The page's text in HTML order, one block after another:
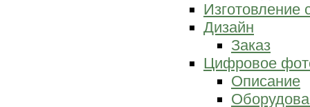
Изготовление
Дизайн
Заказ
Цифровое
Описание